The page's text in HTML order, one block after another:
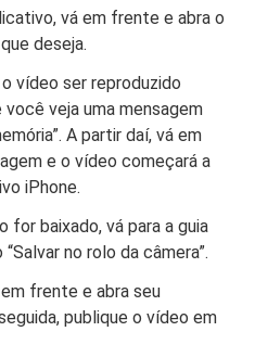
vá em frente e abra o
deseja.
vídeo ser reproduzido
veja uma mensagem
A partir daí, vá em
e o vídeo começará a
iPhone.
for baixado, vá para a guia
no rolo da câmera”.
frente e abra seu
publique o vídeo em